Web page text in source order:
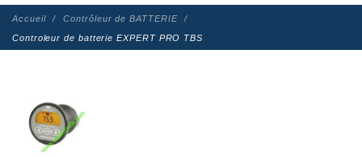
Accueil
Contrôleur de BATTERIE
Controleur de batterie EXPERT PRO TBS